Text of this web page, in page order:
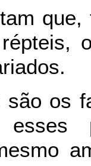
são os
esses